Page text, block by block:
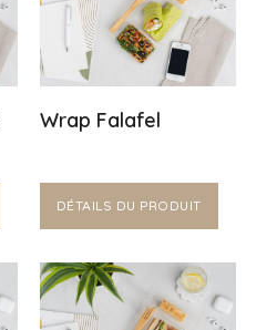
Wrap Falafel
DÉTAILS DU PRODUIT